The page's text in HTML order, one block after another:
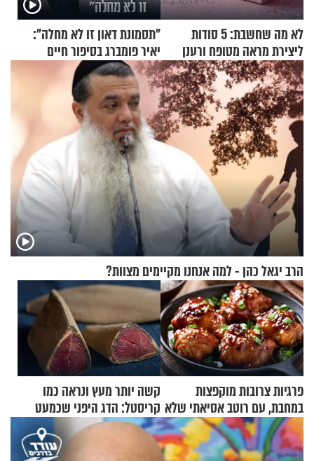
לא מה שחשבת: 5 סודות
ליצירת מראה מטופח ורענן
"תסמונת דאון זו לא מחלה":
יאיר פומברג בסיפור חיים
מעורר השראה
הרב יגאל כהן - למה אנחנו מקיימים מצוות?
פרגיות צרובות מוקפצות
במחבת, עם רוטב אסיאתי שלא
יישכח במהרה
קשה יותר מעץ ונראה כמו
קריסטל: הדג היפני שכמעט
בלתי אפשרי לחתוך